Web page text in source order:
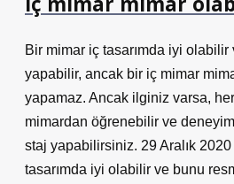
Bir mimar iç tasarımda iyi
yapabilir, ancak bir iç mimar
yapamaz. Ancak ilginiz varsa,
mimardan öğrenebilir ve
staj yapabilirsiniz. 29 Aralık
tasarımda iyi olabilir ve bunu